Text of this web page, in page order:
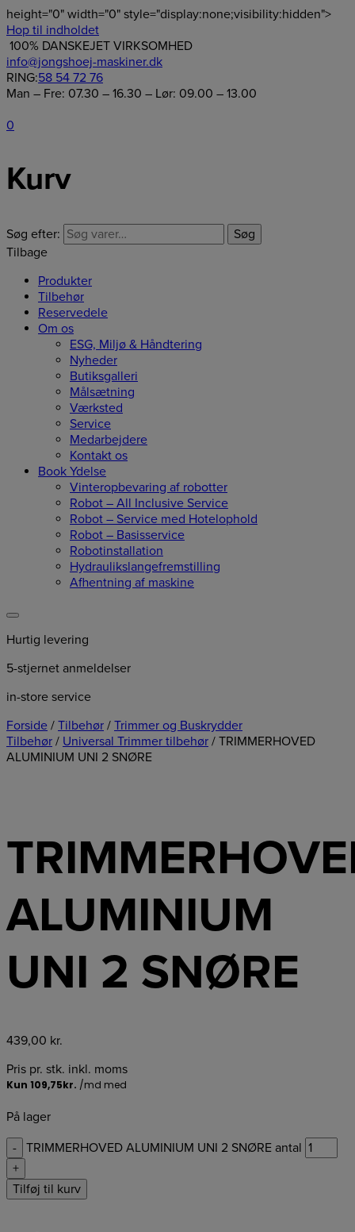
height="0" width="0" style="display:none;visibility:hidden">
Hop til indholdet
100% DANSKEJET VIRKSOMHED
info@jongshoej-maskiner.dk
RING:58 54 72 76
Man – Fre: 07.30 – 16.30 – Lør: 09.00 – 13.00
0
Kurv
Søg efter:
Søg
Tilbage
Produkter
Tilbehør
Reservedele
Om os
ESG, Miljø & Håndtering
Nyheder
Butiksgalleri
Målsætning
Værksted
Service
Medarbejdere
Kontakt os
Book Ydelse
Vinteropbevaring af robotter
Robot – All Inclusive Service
Robot – Service med Hotelophold
Robot – Basisservice
Robotinstallation
Hydraulikslangefremstilling
Afhentning af maskine
Hurtig levering
5-stjernet anmeldelser
in-store service
Forside / Tilbehør / Trimmer og Buskrydder
Tilbehør / Universal Trimmer tilbehør / TRIMMERHOVED
ALUMINIUM UNI 2 SNØRE
ALUMINIUM
UNI 2 SNØRE
439,00 kr.
Pris pr. stk. inkl. moms
På lager
- TRIMMERHOVED ALUMINIUM UNI 2 SNØRE antal
+
Tilføj til kurv